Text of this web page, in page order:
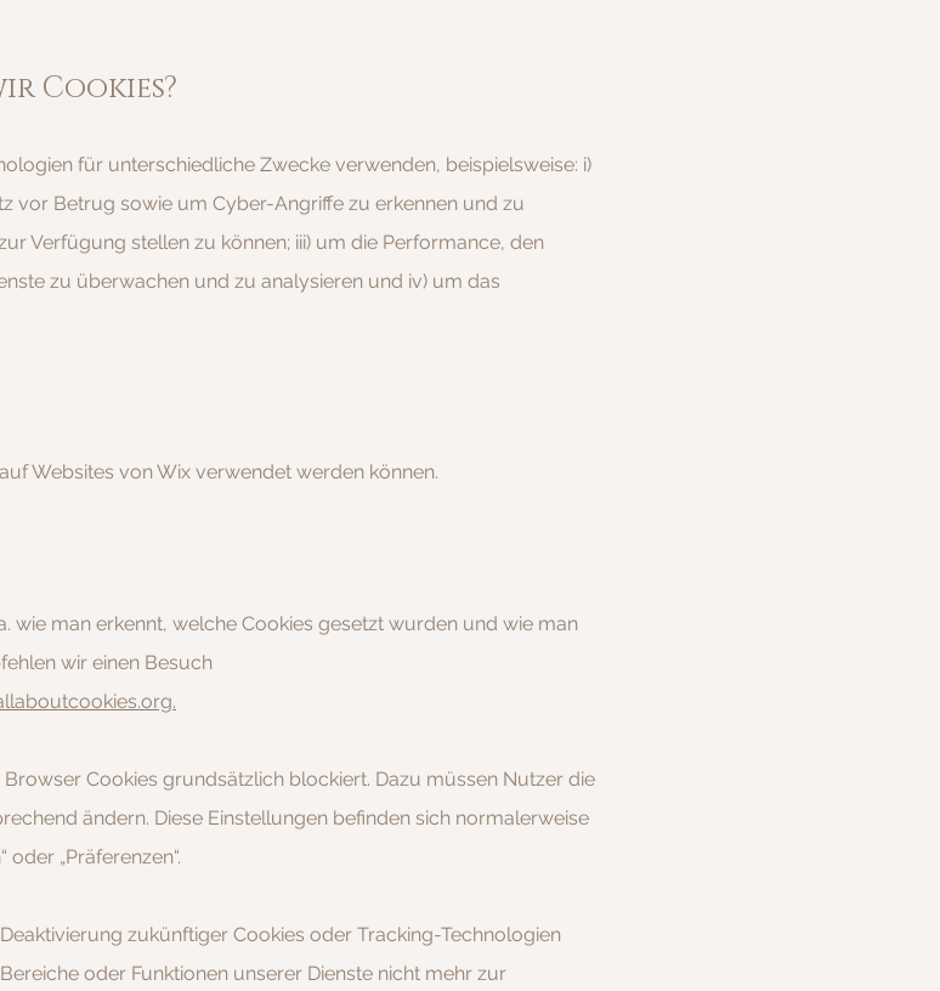
Cookies?
für unterschiedliche Zwecke verwenden, beispielsweise: i)
vor Betrug sowie um Cyber-Angriffe zu erkennen und zu
Verfügung stellen zu können; iii) um die Performance, den
zu überwachen und zu analysieren und iv) um das
Websites von Wix verwendet werden können.
wie man erkennt, welche Cookies gesetzt wurden und wie man
wir einen Besuch
Cookies grundsätzlich blockiert. Dazu müssen Nutzer die
ändern. Diese Einstellungen befinden sich normalerweise
„Präferenzen“.
zukünftiger Cookies oder Tracking-Technologien
oder Funktionen unserer Dienste nicht mehr zur